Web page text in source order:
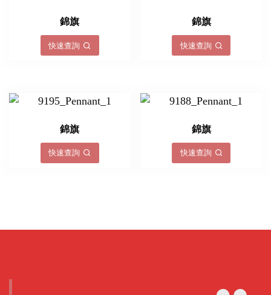
錦旗
快速查詢
錦旗
快速查詢
錦旗
快速查詢
錦旗
快速查詢